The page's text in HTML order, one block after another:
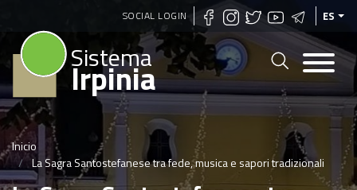
Pasar
al
contenido
principal
SOCIAL LOGIN ES
Sistema
Irpinia
Inicio
La Sagra Santostefanese tra fede, musica e sapori tradizionali